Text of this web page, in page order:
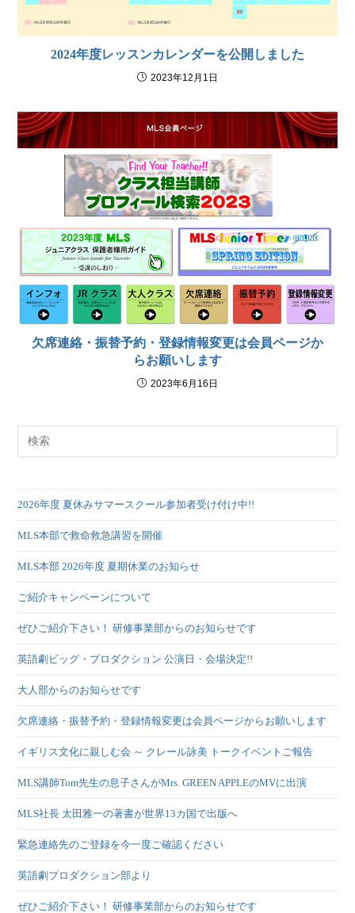
2024年度レッスンカレンダーを公開しました
2023年12月1日
欠席連絡・振替予約・登録情報変更は会員ページか
らお願いします
2023年6月16日
2026年度 夏休みサマースクール参加者受け付け中!!
MLS本部で救命救急講習を開催
MLS本部 2026年度 夏期休業のお知らせ
ご紹介キャンペーンについて
ぜひご紹介下さい！ 研修事業部からのお知らせです
英語劇ビッグ・プロダクション 公演日・会場決定!!
大人部からのお知らせです
欠席連絡・振替予約・登録情報変更は会員ページからお願いします
イギリス文化に親しむ会 ～ クレール詠美 トークイベントご報告
MLS講師Tom先生の息子さんがMrs. GREEN APPLEのMVに出演
MLS社長 太田雅一の著書が世界13カ国で出版へ
緊急連絡先のご登録を今一度ご確認ください
英語劇プロダクション部より
ぜひご紹介下さい！ 研修事業部からのお知らせです